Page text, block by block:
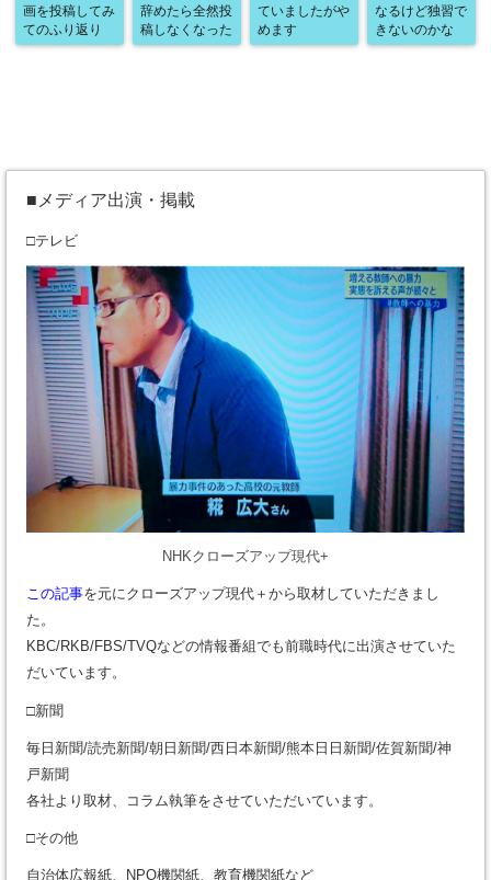
画を投稿してみ
てのふり返り
辞めたら全然投
稿しなくなった
ていましたがや
めます
なるけど独習で
きないのかな
■メディア出演・掲載
□テレビ
NHKクローズアップ現代+
この記事を元にクローズアップ現代＋から取材していただきまし
た。
KBC/RKB/FBS/TVQなどの情報番組でも前職時代に出演させていた
だいています。
□新聞
毎日新聞/読売新聞/朝日新聞/西日本新聞/熊本日日新聞/佐賀新聞/神
戸新聞
各社より取材、コラム執筆をさせていただいています。
□その他
自治体広報紙、NPO機関紙、教育機関紙など